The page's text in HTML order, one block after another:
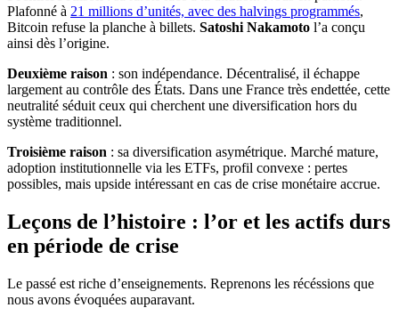
Plafonné à 21 millions d’unités, avec des halvings programmés,
Bitcoin refuse la planche à billets. Satoshi Nakamoto l’a conçu
ainsi dès l’origine.
Deuxième raison : son indépendance. Décentralisé, il échappe
largement au contrôle des États. Dans une France très endettée, cette
neutralité séduit ceux qui cherchent une diversification hors du
système traditionnel.
Troisième raison : sa diversification asymétrique. Marché mature,
adoption institutionnelle via les ETFs, profil convexe : pertes
possibles, mais upside intéressant en cas de crise monétaire accrue.
Leçons de l’histoire : l’or et les actifs durs
en période de crise
Le passé est riche d’enseignements. Reprenons les récéssions que
nous avons évoquées auparavant.